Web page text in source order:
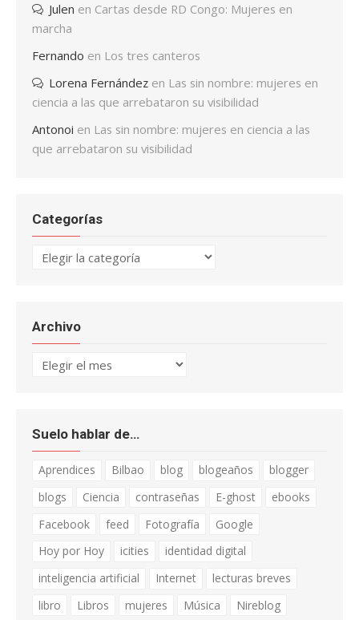
Julen en Cartas desde RD Congo: Mujeres en
marcha
Fernando en Los tres canteros
Lorena Fernández en Las sin nombre: mujeres en
ciencia a las que arrebataron su visibilidad
Antonoi en Las sin nombre: mujeres en ciencia a las
que arrebataron su visibilidad
Categorías
Categorías
Archivo
Archivo
Suelo hablar de…
Aprendices Bilbao blog blogeaños
blogger
blogs
Ciencia contraseñas E-ghost
ebooks
Facebook
feed Fotografía
Google
Hoy por Hoy
icities
identidad digital
inteligencia artificial
Internet
lecturas breves
libro
Libros mujeres Música Nireblog